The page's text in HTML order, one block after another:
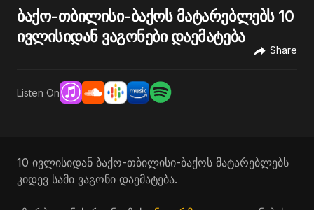
ბაქო-თბილისი-ბაქოს მატარებლებს 10
ივლისიდან ვაგონები დაემატება
Share
Listen On
10 ივლისიდან ბაქო-თბილისი-ბაქოს მატარებლებს
კიდევ სამი ვაგონი დაემატება.